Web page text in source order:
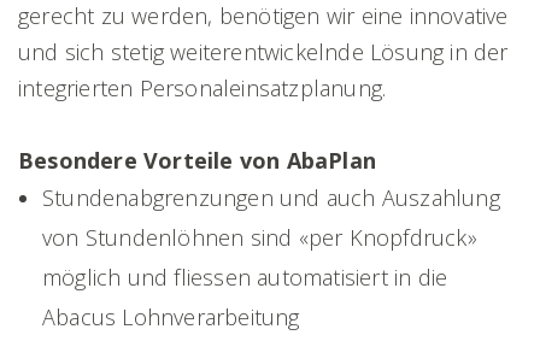
gerecht zu werden, benötigen wir eine innovative
und sich stetig weiterentwickelnde Lösung in der
integrierten Personaleinsatzplanung.
Besondere Vorteile von AbaPlan
Stundenabgrenzungen und auch Auszahlung
von Stundenlöhnen sind «per Knopfdruck»
möglich und fliessen automatisiert in die
Abacus Lohnverarbeitung